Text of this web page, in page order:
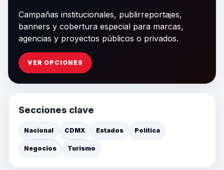
Campañas institucionales, publirreportajes,
banners y cobertura especial para marcas,
agencias y proyectos públicos o privados.
VER OPCIONES
Secciones clave
Nacional CDMX Estados Política
Negocios Turismo